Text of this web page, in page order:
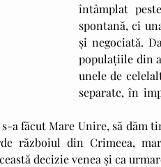
întâmplat
spontană, ci
și negociată.
populațiile din
unele de
separate, în
războiul din Crimeea,
decizie venea și ca